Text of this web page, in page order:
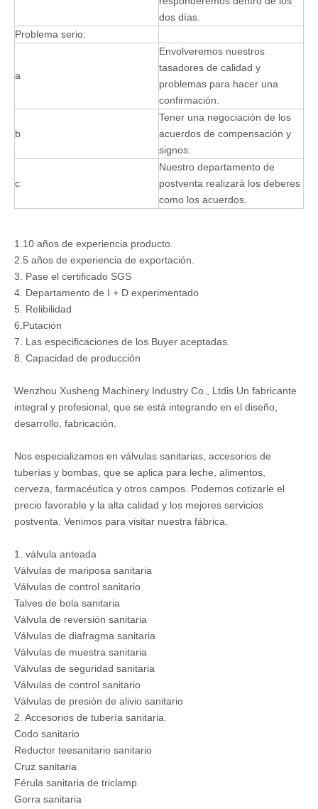
dos días.
Problema serio:
a
Envolveremos nuestros
tasadores de calidad y
problemas para hacer una
confirmación.
b
Tener una negociación de los
acuerdos de compensación y
signos.
c
Nuestro departamento de
postventa realizará los deberes
como los acuerdos.
1.10 años de experiencia producto.
2.5 años de experiencia de exportación.
3. Pase el certificado SGS
4. Departamento de I + D experimentado
5. Relibilidad
6.Putación
7. Las especificaciones de los Buyer aceptadas.
8. Capacidad de producción
Wenzhou Xusheng Machinery Industry Co., Ltdis Un fabricante
integral y profesional, que se está integrando en el diseño,
desarrollo, fabricación.
Nos especializamos en válvulas sanitarias, accesorios de
tuberías y bombas, que se aplica para leche, alimentos,
cerveza, farmacéutica y otros campos. Podemos cotizarle el
precio favorable y la alta calidad y los mejores servicios
postventa. Venimos para visitar nuestra fábrica.
1. válvula anteada
Válvulas de mariposa sanitaria
Válvulas de control sanitario
Talves de bola sanitaria
Válvula de reversión sanitaria
Válvulas de diafragma sanitaria
Válvulas de muestra sanitaria
Válvulas de seguridad sanitaria
Válvulas de control sanitario
Válvulas de presión de alivio sanitario
2. Accesorios de tubería sanitaria.
Codo sanitario
Reductor teesanitario sanitario
Cruz sanitaria
Férula sanitaria de triclamp
Gorra sanitaria